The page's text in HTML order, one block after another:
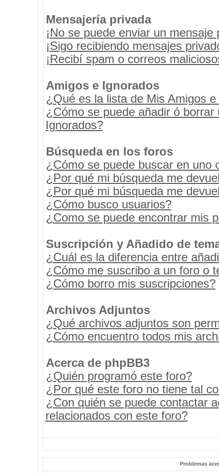
Mensajería privada
¡No se puede enviar un mensaje
¡Sigo recibiendo mensajes
¡Recibí spam o correos
Amigos e Ignorados
¿Qué es la lista de Mis Amigos
¿Cómo se puede añadir ó
Ignorados?
Búsqueda en los foros
¿Cómo se puede buscar en uno
¿Por qué mi búsqueda me
¿Por qué mi búsqueda me
¿Cómo busco usuarios?
¿Como se puede encontrar mis
Suscripción y Añadido de
¿Cuál es la diferencia entre
¿Cómo me suscribo a un foro o
¿Cómo borro mis suscripciones?
Archivos Adjuntos
¿Qué archivos adjuntos son
¿Cómo encuentro todos mis
Acerca de phpBB3
¿Quién programó este foro?
¿Por qué este foro no tiene tal
¿Con quién se puede contactar
relacionados con este foro?
Problemas